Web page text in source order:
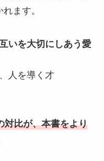
れます。
いを大切にしあう愛
人を導く才
対比が、本書をより